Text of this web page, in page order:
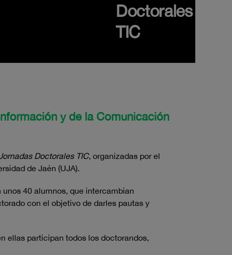
Doctorales
TIC
y de la Comunicación
Doctorales TIC, organizadas por el
de Jaén (UJA).
40 alumnos, que intercambian
con el objetivo de darles pautas y
ellas participan todos los doctorandos,